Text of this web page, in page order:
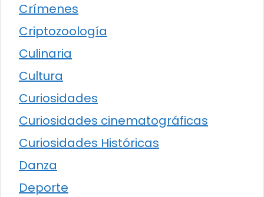
Crímenes
Criptozoología
Culinaria
Cultura
Curiosidades
Curiosidades cinematográficas
Curiosidades Históricas
Danza
Deporte